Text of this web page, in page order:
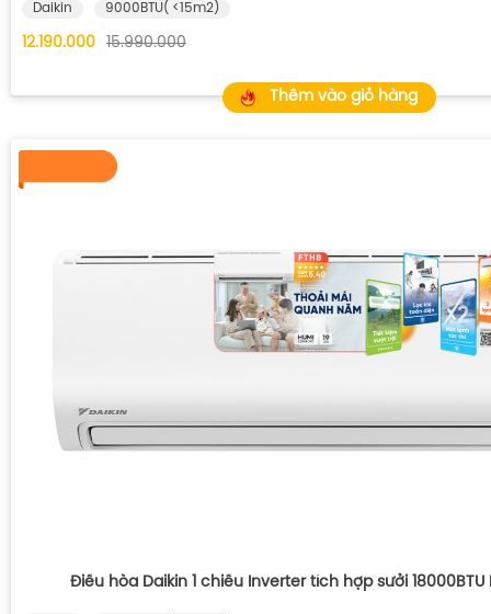
Daikin 9000BTU( <15m2)
12.190.000 15.990.000
Thêm vào giỏ hàng
Điều hòa Daikin 1 chiều Inverter tích hợp sưởi 18000BTU